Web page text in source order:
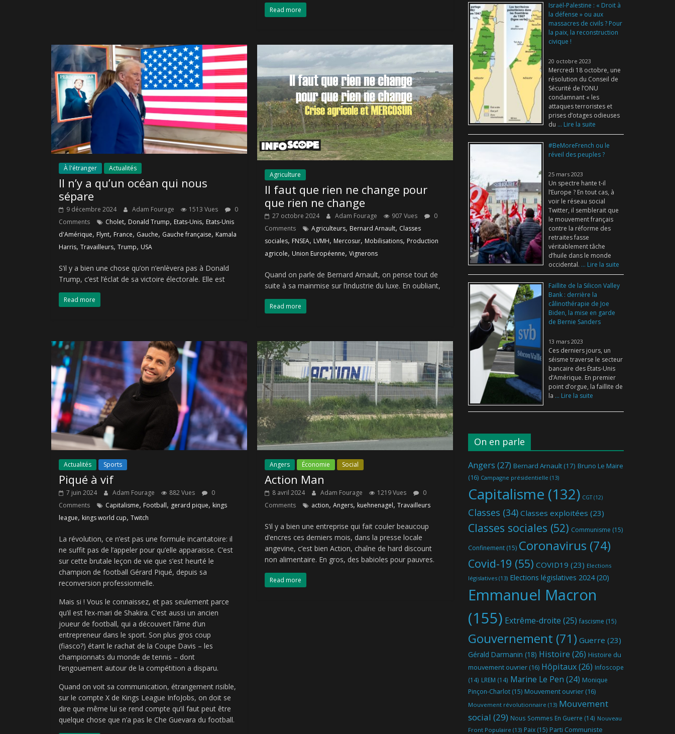
Read more
À l'étranger Actualités
Il n’y a qu’un océan qui nous
sépare
9 décembre 2024 Adam Fourage 1513 Vues
0
Comments
Cholet, Donald Trump, Etats-Unis, Etats-Unis
d'Amérique, Flynt, France, Gauche, Gauche française, Kamala
Harris, Travailleurs, Trump, USA
S’il y a bien une chose qu’on n’enlèvera pas à Donald
Trump, c’est l’éclat de sa victoire électorale. Elle est
Read more
Agriculture
Il faut que rien ne change pour
que rien ne change
27 octobre 2024 Adam Fourage 907 Vues
0
Comments
Agriculteurs, Bernard Arnault, Classes
sociales, FNSEA, LVMH, Mercosur, Mobilisations, Production
agricole, Union Européenne,Vignerons
Quand on parle de Bernard Arnault, on pense tout de
suite à sa mainmise sur l’industrie du luxe. En oubliant,
Read more
Actualités Sports
Piqué à vif
7 juin 2024 Adam Fourage 882 Vues
0
Comments
Capitalisme, Football, gerard pique, kings
league, kings world cup, Twitch
La révolution, ce n’est pas une formule incantatoire: il
ne suffit pas de l’appeler pour qu’elle apparaisse. C’est
sur cette brutale leçon de vie que s’est heurté le
champion de football Gérard Piqué, depuis sa
reconversion professionnelle.
Mais si ! Vous le connaissez, et pas seulement parce
qu’il est l’ex-mari de Shakira. C’est aussi un ancien
joueur de football, qui a découvert l’âme d’un
entrepreneur dans le sport. Son plus gros coup
(fiasco?) étant le rachat de la Coupe Davis – les
championnats du monde de tennis – dont
l’engouement autour de la compétition a disparu.
Quand on voit sa communication, étrangement risible,
sur le compte X de Kings League InfoJobs, on doit se
dire que même lui se rend compte qu’il faut peut être
quelque chose que n’a pas le Che Guevara du football.
Angers Économie Social
Action Man
8 avril 2024 Adam Fourage 1219 Vues
0
Comments
action,Angers, kuehnenagel,Travailleurs
S’il y a bien une entreprise qui fait couler beaucoup
d’encres ces derniers mois, dans la presse locale
angevine, c’est bien Action, chaîne de hard discount
non alimentaire. En gros, des babioles pour pauvres.
Read more
Israël-Palestine : « Droit à
la défense » ou aux
massacres de civils ? Pour
la paix, la reconstruction
civique !
20 octobre 2023
Mercredi 18 octobre, une
résolution du Conseil de
Sécurité de l’ONU
condamnant « les
attaques terroristes et
prises d’otages odieuses
du ... Lire la suite
#BeMoreFrench ou le
réveil des peuples ?
25 mars 2023
Un spectre hante t-il
l’Europe ? En tout cas, à
voir le réseau social
Twitter, il semblerait que
le mouvement français
contre la réforme des
retraites fasse
véritablement tâche
d’huile dans le monde
occidental. ... Lire la suite
Faillite de la Silicon Valley
Bank : derrière la
câlinothérapie de Joe
Biden, la mise en garde
de Bernie Sanders
13 mars 2023
Ces derniers jours, un
séisme traverse le secteur
bancaire des États-Unis
d’Amérique. En premier
point d’orgue, la faillite de
la ... Lire la suite
On en parle
Angers (27) Bernard Arnault (17) Bruno Le Maire
(16) Campagne présidentielle (13)
Capitalisme (132) CGT(12)
Classes (34) Classes exploitées (23)
Classes sociales (52) Communisme (15)
Confinement (15) Coronavirus (74)
Covid-19 (55) COVID19 (23) Elections
législatives (13) Elections législatives 2024(20)
Emmanuel Macron
(155) Extrême-droite (25) fascisme (15)
Gouvernement (71) Guerre (23)
Gérald Darmanin (18) Histoire (26) Histoire du
mouvement ouvrier (16) Hôpitaux(26) Infoscope
(14) LREM (14) Marine Le Pen (24) Monique
Pinçon-Charlot (15) Mouvement ouvrier (16)
Mouvement révolutionnaire (13) Mouvement
social (29) Nous Sommes En Guerre (14) Nouveau
Front Populaire (13) Paix (15) Parti Communiste